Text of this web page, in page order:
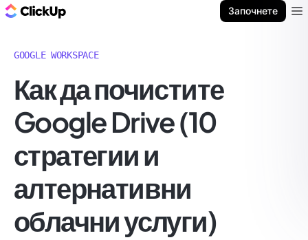
Започнете
GOOGLE WORKSPACE
Как да почистите
Google Drive (10
стратегии и
алтернативни
облачни услуги)